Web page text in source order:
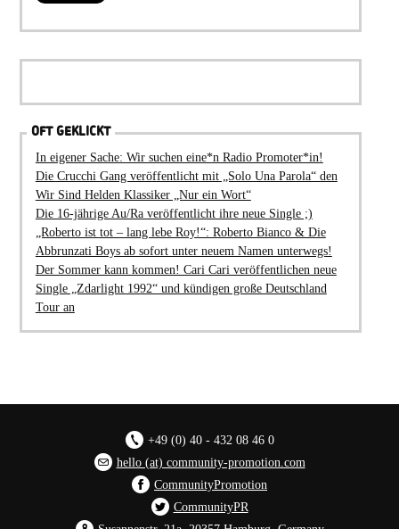
OFT GEKLICKT
In eigener Sache: Wir suchen eine*n Radio Promoter*in!
Die Crucchi Gang veröffentlicht mit „Solo Una Parola“ den
Wir Sind Helden Klassiker „Nur ein Wort“
Die 16-jährige Au/Ra veröffentlicht ihre neue Single ;)
„Roberto ist tot – lang lebe Roy!“: Roberto Bianco & Die
Abbrunzati Boys ab sofort unter neuem Namen unterwegs!
Der Sommer kann kommen! Cari Cari veröffentlichen neue
Single „Zdarlight 1992“ und kündigen große Deutschland
Tour an
+49 (0) 40 - 432 08 46 0
hello (at) community-promotion.com
CommunityPromotion
CommunityPR